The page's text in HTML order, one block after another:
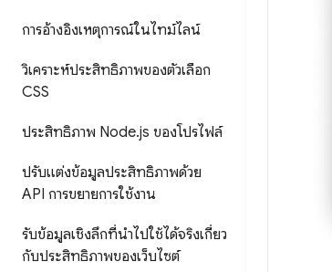
การอ้างอิงเหตุการณ์ในไทม์ไลน์
วิเคราะห์ประสิทธิภาพของตัวเลือก
CSS
ประสิทธิภาพ Node.js ของโปรไฟล์
ปรับแต่งข้อมูลประสิทธิภาพด้วย
API การขยายการใช้งาน
รับข้อมูลเชิงลึกที่นำไปใช้ได้จริงเกี่ยว
กับประสิทธิภาพของเว็บไซต์